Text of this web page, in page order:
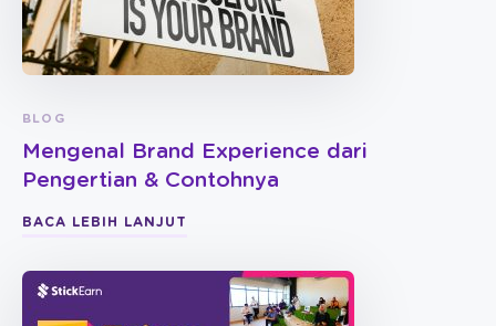
BLOG
Mengenal Brand Experience dari
Pengertian & Contohnya
BACA LEBIH LANJUT